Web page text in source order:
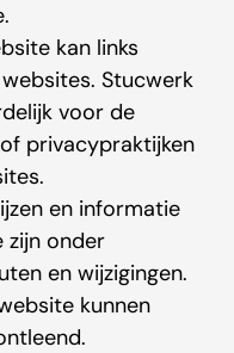
kan links
Stucwerk
voor de
privacypraktijken
en informatie
zijn onder
en wijzigingen.
kunnen